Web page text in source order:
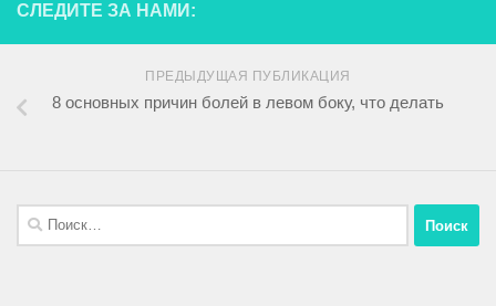
СЛЕДИТЕ ЗА НАМИ:
ПРЕДЫДУЩАЯ ПУБЛИКАЦИЯ
8 основных причин болей в левом боку, что делать